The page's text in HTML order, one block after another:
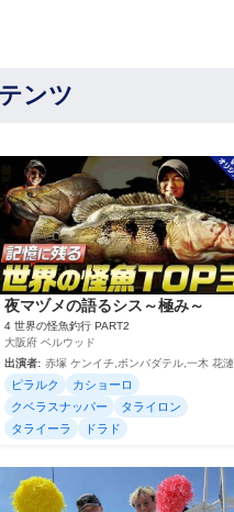
ンツ
夜マヅメの語るシス～極み～
4 世界の怪魚釣行 PART2
大阪府 ベルウッド
出演者: 赤塚 ケンイチ,ボンバダテル,一木 花漣
ピラルク
カショーロ
クベラスナッパー
タライロン
タライーラ
ドラド